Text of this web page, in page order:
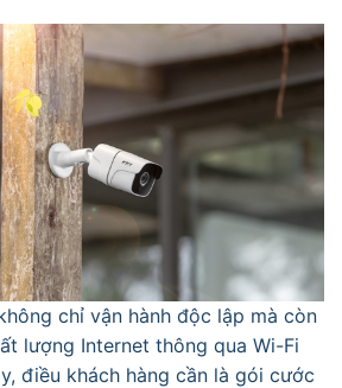
chỉ vận hành độc lập mà còn
lượng Internet thông qua Wi-Fi
điều khách hàng cần là gói cước